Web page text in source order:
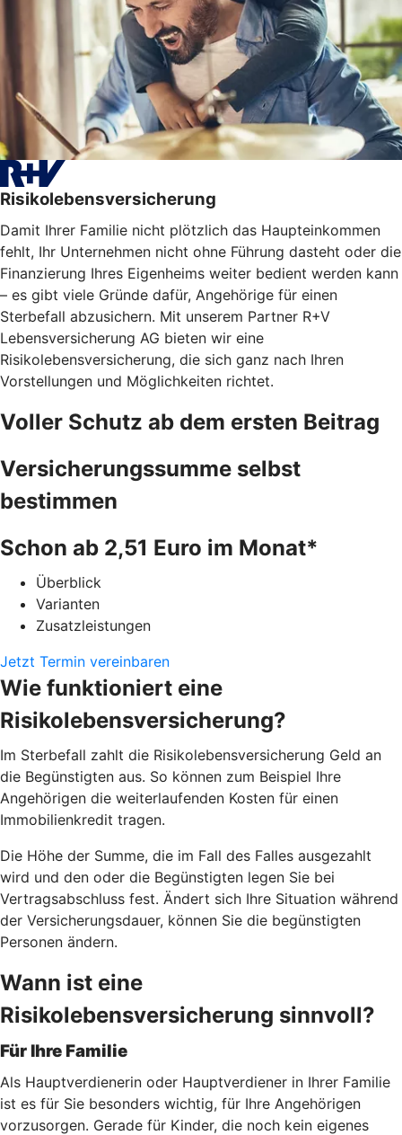
Risikolebensversicherung
Damit Ihrer Familie nicht plötzlich das Haupteinkommen
fehlt, Ihr Unternehmen nicht ohne Führung dasteht oder die
Finanzierung Ihres Eigenheims weiter bedient werden kann
– es gibt viele Gründe dafür, Angehörige für einen
Sterbefall abzusichern. Mit unserem Partner R+V
Lebensversicherung AG bieten wir eine
Risikolebensversicherung, die sich ganz nach Ihren
Vorstellungen und Möglichkeiten richtet.
Voller Schutz ab dem ersten Beitrag
Versicherungssumme selbst
bestimmen
Schon ab 2,51 Euro im Monat*
Überblick
Varianten
Zusatzleistungen
Jetzt Termin vereinbaren
Wie funktioniert eine
Risikolebensversicherung?
Im Sterbefall zahlt die Risikolebensversicherung Geld an
die Begünstigten aus. So können zum Beispiel Ihre
Angehörigen die weiterlaufenden Kosten für einen
Immobilienkredit tragen.
Die Höhe der Summe, die im Fall des Falles ausgezahlt
wird und den oder die Begünstigten legen Sie bei
Vertragsabschluss fest. Ändert sich Ihre Situation während
der Versicherungsdauer, können Sie die begünstigten
Personen ändern.
Wann ist eine
Risikolebensversicherung sinnvoll?
Für Ihre Familie
Als Hauptverdienerin oder Hauptverdiener in Ihrer Familie
ist es für Sie besonders wichtig, für Ihre Angehörigen
vorzusorgen. Gerade für Kinder, die noch kein eigenes